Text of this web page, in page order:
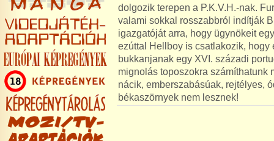
dolgozik terepen a P.K.V.H.-nak.
valami sokkal rosszabbról indítják
igazgatóját arra, hogy ügynökeit
ezúttal Hellboy is csatlakozik,
bukkanjanak egy XVI. századi
mignolás toposzokra számíthatunk
nácik, emberszabásúak, rejtélyes,
békaszörnyek nem lesznek!